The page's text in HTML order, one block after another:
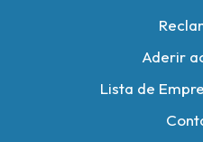
Aderir
Lista de